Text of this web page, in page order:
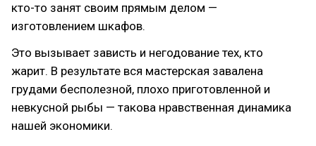
кто-то занят своим прямым делом —
изготовлением шкафов.
Это вызывает зависть и негодование тех, кто
жарит. В результате вся мастерская завалена
грудами бесполезной, плохо приготовленной и
невкусной рыбы — такова нравственная динамика
нашей экономики.